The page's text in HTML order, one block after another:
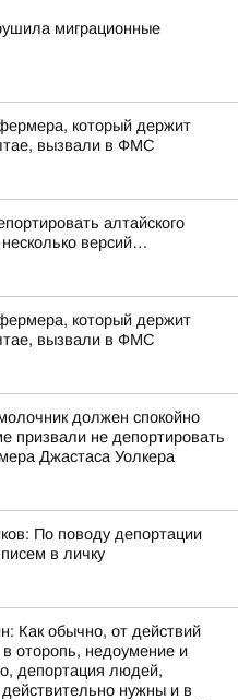
миграционные
который держит
вызвали в ФМС
алтайского
версий…
который держит
вызвали в ФМС
должен спокойно
призвали не депортировать
Джастаса Уолкера
По поводу депортации
в личку
Как обычно, от действий
оторопь, недоумение и
депортация людей,
нужны и в